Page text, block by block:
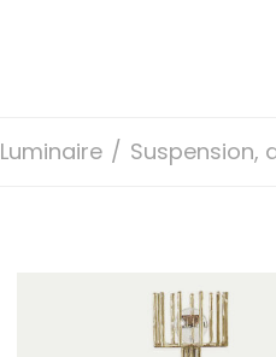
Luminaire / Suspension,